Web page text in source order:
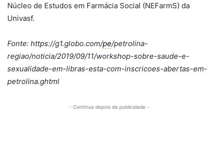
Núcleo de Estudos em Farmácia Social (NEFarmS) da
Univasf.
Fonte: https://g1.globo.com/pe/petrolina-
regiao/noticia/2019/09/11/workshop-sobre-saude-e-
sexualidade-em-libras-esta-com-inscricoes-abertas-em-
petrolina.ghtml
- Continua depois da publicidade -